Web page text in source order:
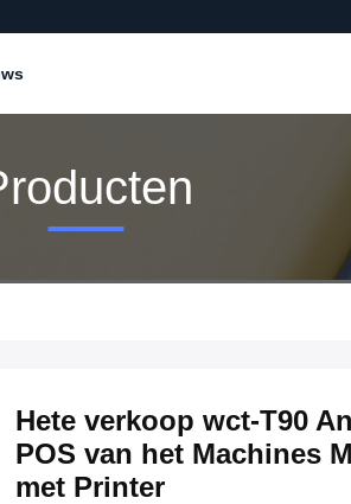
Hete verkoop wct-T90
POS van het Machines
met Printer